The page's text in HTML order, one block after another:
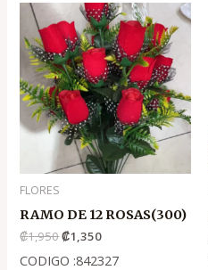
FLORES
RAMO DE 12 ROSAS(300)
₡1,950
precio
original
era:
.
₡1,950
₡1,350
El
precio
actual
es:
.
₡1,350
CODIGO :842327